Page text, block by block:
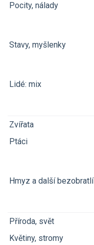
Pocity, nálady
Stavy, myšlenky
Lidé: mix
Zvířata
Ptáci
Hmyz a další bezobratlí
Příroda, svět
Květiny, stromy